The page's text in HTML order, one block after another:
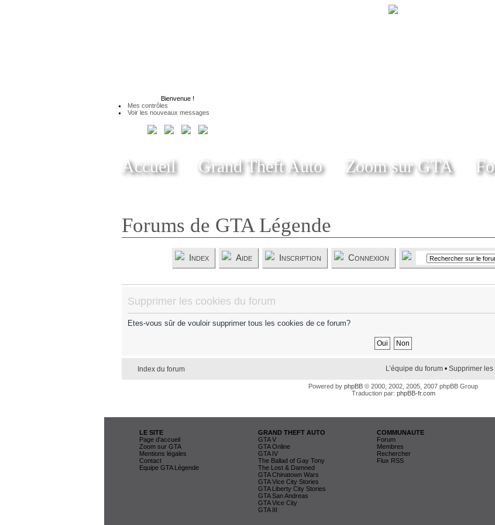
Bienvenue !
Mes contrôles
Voir les nouveaux messages
Accueil Grand Theft Auto Zoom sur GTA
Forums de GTA Légende
Index Aide Inscription Connexion
Supprimer les cookies du forum
Etes-vous sûr de vouloir supprimer tous les cookies de ce forum?
Index du forum L’équipe du forum • Supprimer
Powered by phpBB © 2000, 2002, 2005, 2007 phpBB Group
Traduction par: phpBB-fr.com
LE SITE
Page d'accueil
Zoom sur GTA
Mentions légales
Contact
Equipe GTA Légende
GRAND THEFT AUTO
GTA V
GTA Online
GTA IV
The Ballad of Gay Tony
The Lost & Damned
GTA Chinatown Wars
GTA Vice City Stories
GTA Liberty City Stories
GTA San Andreas
GTA Vice City
GTA III
COMMUNAUTE
Forum
Membres
Rechercher
Flux RSS